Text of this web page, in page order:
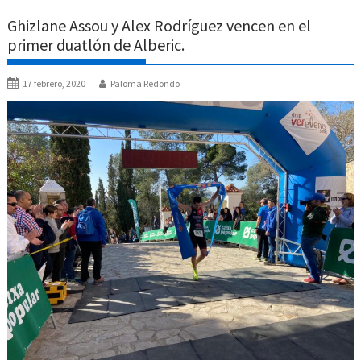
Ghizlane Assou y Alex Rodríguez vencen en el
primer duatlón de Alberic.
17 febrero, 2020 Paloma Redondo